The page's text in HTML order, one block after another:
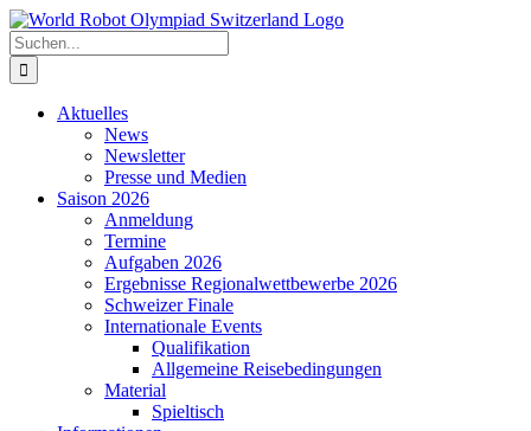
Zum
Inhalt
springen
Suche
nach:
Aktuelles
News
Newsletter
Presse und Medien
Saison 2026
Anmeldung
Termine
Aufgaben 2026
Ergebnisse Regionalwettbewerbe 2026
Schweizer Finale
Internationale Events
Qualifikation
Allgemeine Reisebedingungen
Material
Spieltisch